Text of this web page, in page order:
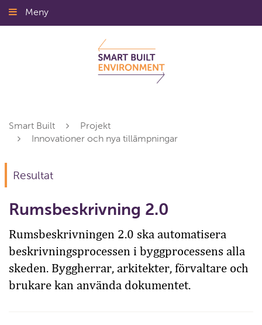
Gå
till
Meny
Smart Built
Projekt
Innovationer och nya tillämpningar
Resultat
Rumsbeskrivning 2.0
Rumsbeskrivningen 2.0 ska automatisera
beskrivningsprocessen i byggprocessens alla
skeden. Byggherrar, arkitekter, förvaltare och
brukare kan använda dokumentet.